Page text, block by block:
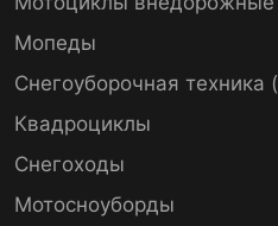
Мопеды
Снегоуборочная техника
Квадроциклы
Снегоходы
Мотосноуборды